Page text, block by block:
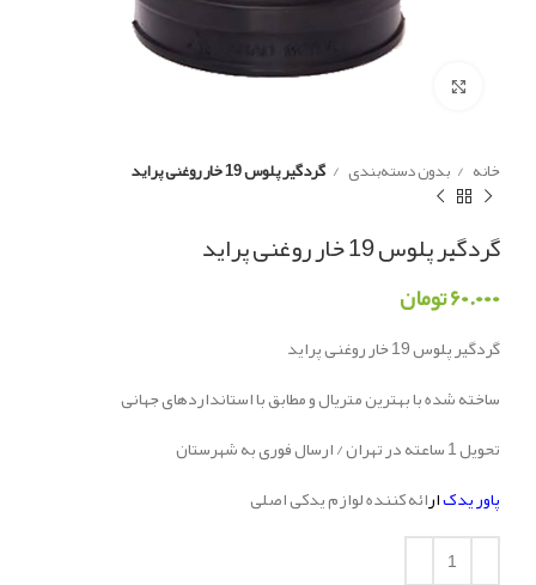
خانه بدون دسته‌بندی گردگیر پلوس 19 خار روغنی پراید
گردگیر پلوس 19 خار روغنی پراید
۶۰.۰۰۰تومان
گردگیر پلوس 19 خار روغنی پراید
ساخته شده با بهترین متریال و مطابق با استانداردهای جهانی
تحویل 1 ساعته در تهران / ارسال فوری به شهرستان
پاور یدکارائه کننده لوازم یدکی اصلی